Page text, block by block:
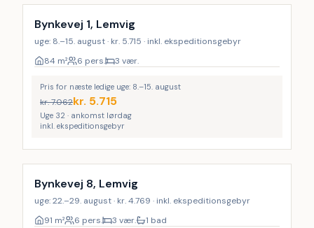
Bynkevej 1, Lemvig
uge: 8.–15. august · kr. 5.715 · inkl. ekspeditionsgebyr
84 m² 6 pers. 3 vær.
Pris for næste ledige uge: 8.–15. august
kr.7.062kr. 5.715
Uge 32 · ankomst lørdag
inkl. ekspeditionsgebyr
Bynkevej 8, Lemvig
uge: 22.–29. august · kr. 4.769 · inkl. ekspeditionsgebyr
91 m² 6 pers. 3 vær. 1 bad